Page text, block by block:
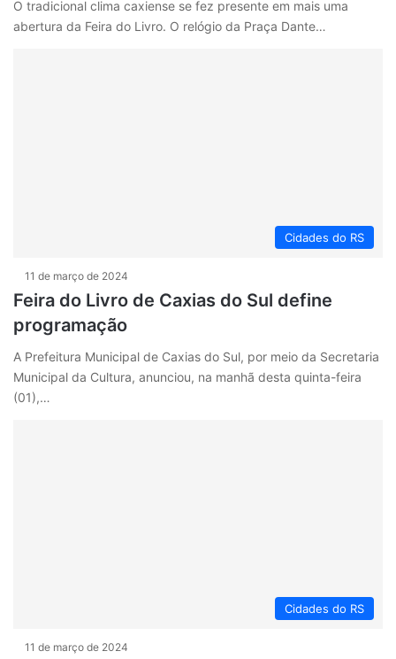
O tradicional clima caxiense se fez presente em mais uma
abertura da Feira do Livro. O relógio da Praça Dante…
Cidades do RS
11 de março de 2024
Feira do Livro de Caxias do Sul define
programação
A Prefeitura Municipal de Caxias do Sul, por meio da Secretaria
Municipal da Cultura, anunciou, na manhã desta quinta-feira
(01),…
Cidades do RS
11 de março de 2024